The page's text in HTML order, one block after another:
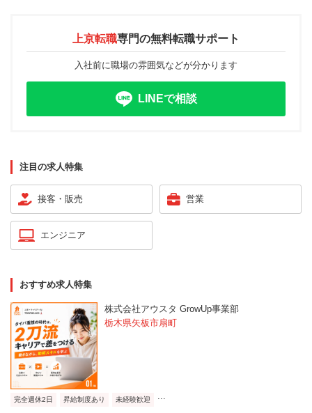
上京転職専門の無料転職サポート
入社前に職場の雰囲気などが分かります
LINEで相談
注目の求人特集
接客・販売 営業
エンジニア
おすすめ求人特集
株式会社アウスタ GrowUp事業部
栃木県矢板市扇町
完全週休2日 昇給制度あり 未経験歓迎 ...